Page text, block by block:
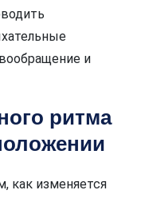
и
ритма
как изменяется